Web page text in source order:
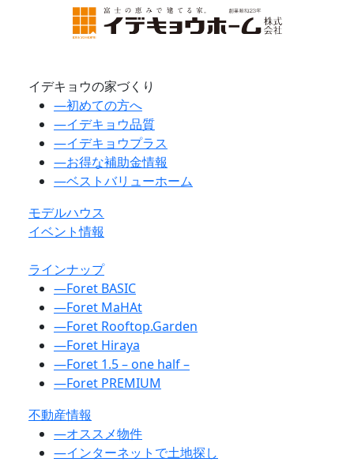
イデキョウの家づくり
―初めての方へ
―イデキョウ品質
―イデキョウプラス
―お得な補助金情報
―ベストバリューホーム
モデルハウス
イベント情報
ラインナップ
―Foret BASIC
―Foret MaHAt
―Foret Rooftop.Garden
―Foret Hiraya
―Foret 1.5 – one half –
―Foret PREMIUM
不動産情報
―オススメ物件
―インターネットで土地探し